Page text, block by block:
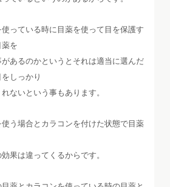
っている時に目薬を使って目を保護す
を
あるのかというとそれは適当に選んだ
しっかり
ないという事もあります。
う場合とカラコンを付けた状態で目薬
果は違ってくるからです。